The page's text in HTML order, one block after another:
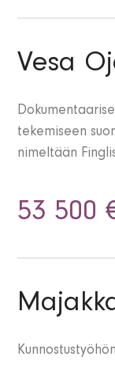
Vesa
tekemiseen
nimeltään
53 500
Kunnostustyöhön